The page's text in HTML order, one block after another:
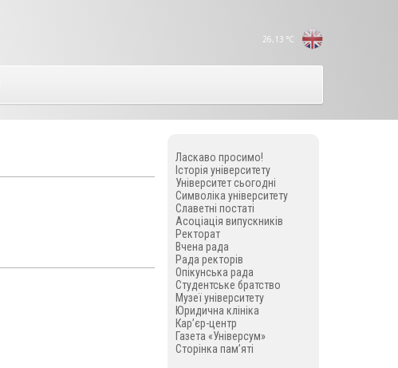
26,13 °C
Ласкаво просимо!
Історія університету
Університет сьогодні
Символіка університету
Славетні постаті
Асоціація випускників
Ректорат
Вчена рада
Рада ректорів
Опікунська рада
Студентське братство
Музеї університету
Юридична клініка
Кар’єр-центр
Газета «Універсум»
Сторінка пам’яті